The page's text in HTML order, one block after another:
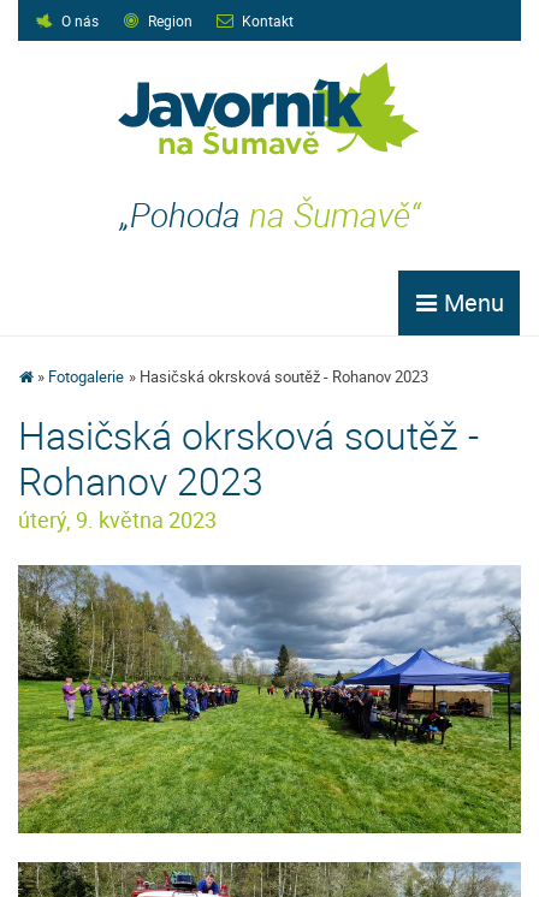
O nás Region Kontakt
„Pohoda na Šumavě“
Menu
Fotogalerie Hasičská okrsková soutěž - Rohanov 2023
Hasičská okrsková soutěž -
Rohanov 2023
úterý, 9. května 2023